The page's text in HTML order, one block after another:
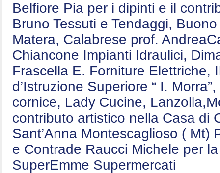
Belfiore Pia per i dipinti e il
Bruno Tessuti e Tendaggi,
Matera, Calabrese prof.
Chiancone Impianti Idraulici,
Frascella E. Forniture Elettriche,
d’Istruzione Superiore “ I.
cornice, Lady Cucine,
contributo artistico nella Casa di
Sant’Anna Montescaglioso ( Mt)
e Contrade Raucci Michele per
SuperEmme Supermercati